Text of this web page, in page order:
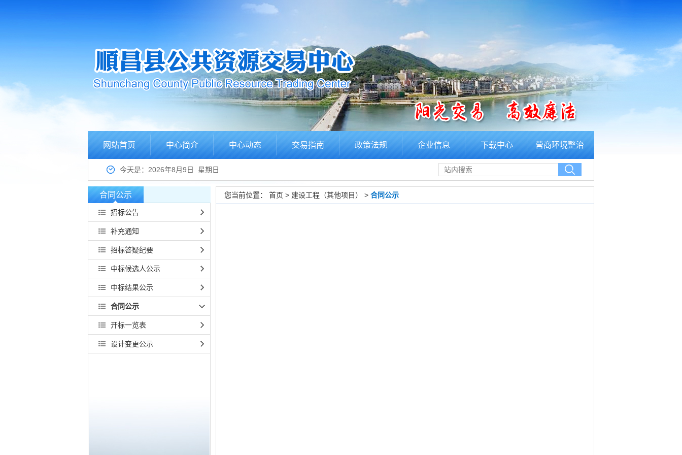
网站首页 中心简介 中心动态 交易指南 政策法规 企业信息 下载中心 营商环境整治
今天是：2026年8月9日 星期日
合同公示
招标公告
补充通知
招标答疑纪要
中标候选人公示
中标结果公示
合同公示
开标一览表
设计变更公示
您当前位置： 首页 > 建设工程（其他项目） > 合同公示